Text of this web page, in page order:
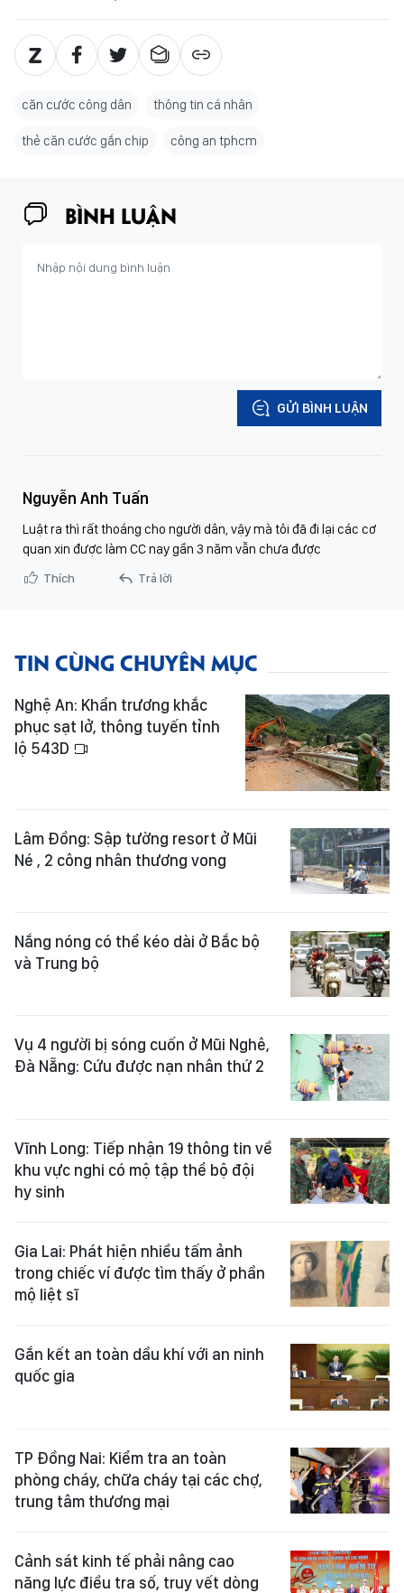
căn cước công dân thông tin cá nhân
thẻ căn cước gắn chip công an tphcm
BÌNH LUẬN
GỬI BÌNH LUẬN
Nguyễn Anh Tuấn
Luật ra thì rất thoáng cho người dân, vậy mà tôi đã đi lại các cơ
quan xin được làm CC nay gần 3 năm vẫn chưa được
Thích Trả lời
TIN CÙNG CHUYÊN MỤC
Nghệ An: Khẩn trương khắc
phục sạt lở, thông tuyến tỉnh
lộ 543D
Lâm Đồng: Sập tường resort ở Mũi
Né , 2 công nhân thương vong
Nắng nóng có thể kéo dài ở Bắc bộ
và Trung bộ
Vụ 4 người bị sóng cuốn ở Mũi Nghê,
Đà Nẵng: Cứu được nạn nhân thứ 2
Vĩnh Long: Tiếp nhận 19 thông tin về
khu vực nghi có mộ tập thể bộ đội
hy sinh
Gia Lai: Phát hiện nhiều tấm ảnh
trong chiếc ví được tìm thấy ở phần
mộ liệt sĩ
Gắn kết an toàn dầu khí với an ninh
quốc gia
TP Đồng Nai: Kiểm tra an toàn
phòng cháy, chữa cháy tại các chợ,
trung tâm thương mại
Cảnh sát kinh tế phải nâng cao
năng lực điều tra số, truy vết dòng